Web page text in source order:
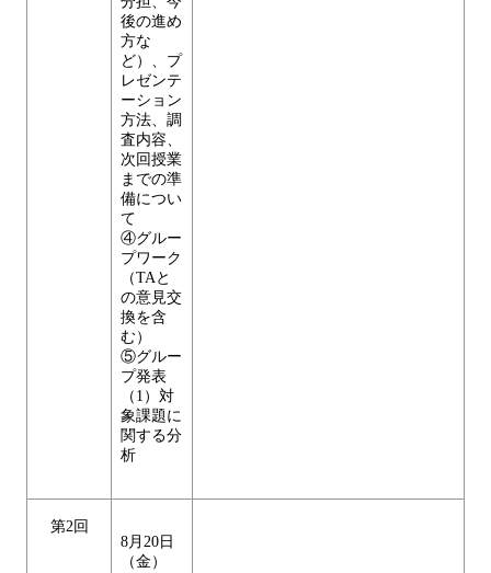
後の進め
方な
ど）、プ
レゼンテ
ーション
方法、調
査内容、
次回授業
までの準
備につい
て
④グルー
プワーク
（TAと
の意見交
換を含
む）
⑤グルー
プ発表
（1）対
象課題に
関する分
析
第2回
8月20日
（金）